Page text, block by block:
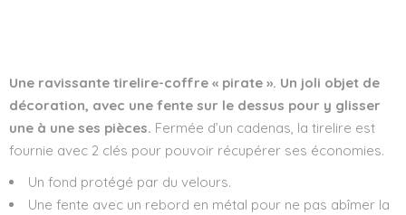
Une ravissante tirelire-coffre « pirate ». Un joli objet de
décoration, avec une fente sur le dessus pour y glisser
une à une ses pièces. Fermée d’un cadenas, la tirelire est
fournie avec 2 clés pour pouvoir récupérer ses économies.
Un fond protégé par du velours.
Une fente avec un rebord en métal pour ne pas abîmer la